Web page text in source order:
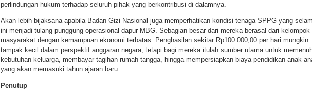
perlindungan hukum terhadap seluruh pihak yang berkontribusi di dalamnya.
Akan lebih bijaksana apabila Badan Gizi Nasional juga memperhatikan kondisi tenaga SPPG yang
ini menjadi tulang punggung operasional dapur MBG. Sebagian besar dari mereka berasal dari kelompok
masyarakat dengan kemampuan ekonomi terbatas. Penghasilan sekitar Rp100.000,00 per hari mungkin
tampak kecil dalam perspektif anggaran negara, tetapi bagi mereka itulah sumber utama untuk
kebutuhan keluarga, membayar tagihan rumah tangga, hingga mempersiapkan biaya pendidikan anak-
yang akan memasuki tahun ajaran baru.
Penutup